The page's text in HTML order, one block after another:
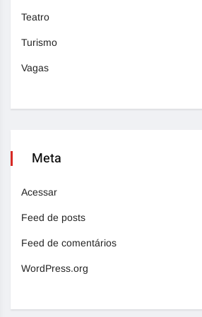
Teatro
Turismo
Vagas
Meta
Acessar
Feed de posts
Feed de comentários
WordPress.org